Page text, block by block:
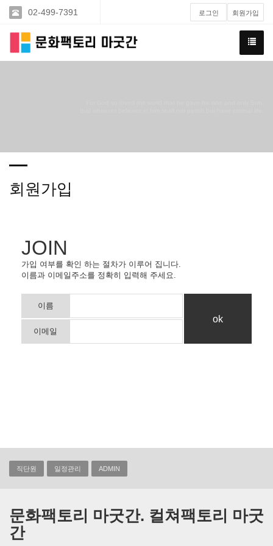
02-499-7391 로그인 회원가입
회원가입
JOIN
가입 여부를 확인 하는 절차가 이루어 집니다.
이름과 이메일주소를 정확히 입력해 주세요.
이름
이메일
직단원 일정관리 ADMIN
문화팩토리 마굿간. 컬쳐팩토리 마굿
간